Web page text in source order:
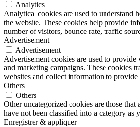
Analytics
Analytical cookies are used to understand
the website. These cookies help provide
number of visitors, bounce rate, traffic
Advertisement
Advertisement
Advertisement cookies are used to provide
and marketing campaigns. These cookies
websites and collect information to provide
Others
Others
Other uncategorized cookies are those that
have not been classified into a category as
Enregistrer & appliquer